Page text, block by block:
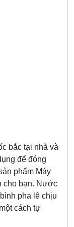
bắc tại nhà và
để đóng
phẩm Máy
cho bạn. Nước
pha lê chịu
cách tự